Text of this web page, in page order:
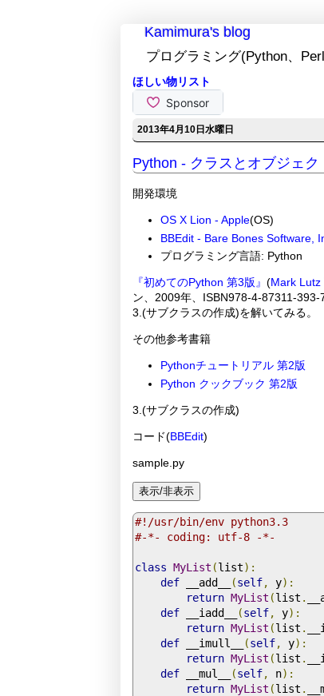
Kamimura's blog
プログラミング(Python、
ほしい物リスト
2013年4月10日水曜日
Python - クラスとオブジェ
開発環境
OS X Lion - Apple(OS)
BBEdit - Bare Bones Software,
プログラミング言語: Python
『初めてのPython 第3版』 (Mark Lutz
ン、2009年、ISBN978-4-87311-
3.(サブクラスの作成)を解いてみる。
その他参考書籍
Pythonチュートリアル 第2版
Python クックブック 第2版
3.(サブクラスの作成)
コード(BBEdit)
sample.py
#!/usr/bin/env python3.3
#-*- coding: utf-8 -*-
class MyList (list):
def __add__ (self, y):
return MyList (list .
def __iadd__ (self, y):
return MyList (list .
def __imull__ (self, y):
return MyList (list .
def __mul__ (self, n):
return MyList (list .